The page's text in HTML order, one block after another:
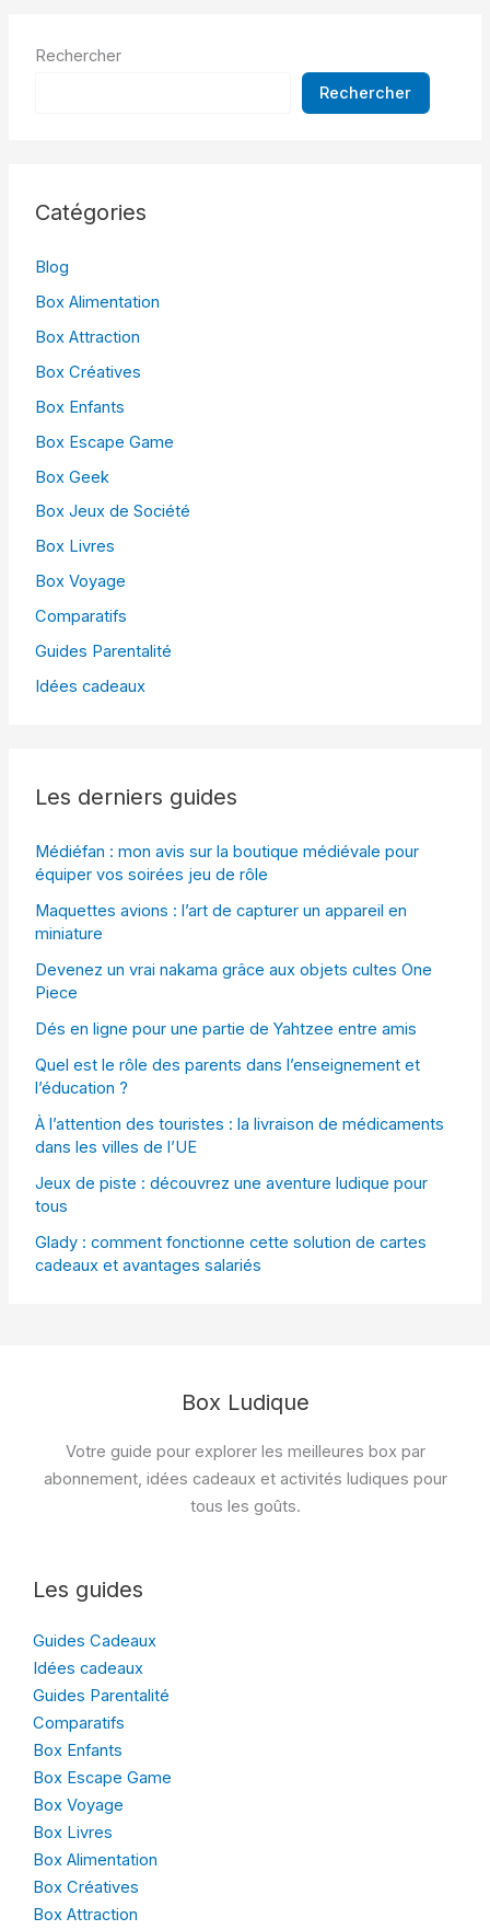
Rechercher
Rechercher
Catégories
Blog
Box Alimentation
Box Attraction
Box Créatives
Box Enfants
Box Escape Game
Box Geek
Box Jeux de Société
Box Livres
Box Voyage
Comparatifs
Guides Parentalité
Idées cadeaux
Les derniers guides
Médiéfan : mon avis sur la boutique médiévale pour
équiper vos soirées jeu de rôle
Maquettes avions : l’art de capturer un appareil en
miniature
Devenez un vrai nakama grâce aux objets cultes One
Piece
Dés en ligne pour une partie de Yahtzee entre amis
Quel est le rôle des parents dans l’enseignement et
l’éducation ?
À l’attention des touristes : la livraison de médicaments
dans les villes de l’UE
Jeux de piste : découvrez une aventure ludique pour
tous
Glady : comment fonctionne cette solution de cartes
cadeaux et avantages salariés
Box Ludique
Votre guide pour explorer les meilleures box par
abonnement, idées cadeaux et activités ludiques pour
tous les goûts.
Les guides
Guides Cadeaux
Idées cadeaux
Guides Parentalité
Comparatifs
Box Enfants
Box Escape Game
Box Voyage
Box Livres
Box Alimentation
Box Créatives
Box Attraction